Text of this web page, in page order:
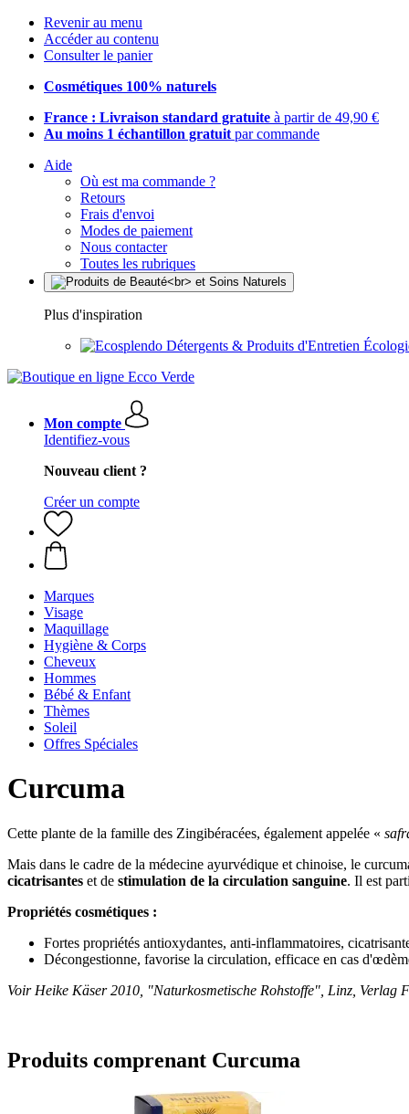
Revenir au menu
Accéder au contenu
Consulter le panier
Cosmétiques 100% naturels
France : Livraison standard gratuite à partir de 49,90 €
Au moins 1 échantillon gratuit par commande
Aide
Où est ma commande ?
Retours
Frais d'envoi
Modes de paiement
Nous contacter
Toutes les rubriques
Plus d'inspiration
Détergents & Produits d'Entretien
Mon compte
Identifiez-vous
Nouveau client ?
Créer un compte
Marques
Visage
Maquillage
Hygiène & Corps
Cheveux
Hommes
Bébé & Enfant
Thèmes
Soleil
Offres Spéciales
Curcuma
Cette plante de la famille des Zingibéracées, également appelée «
Mais dans le cadre de la médecine ayurvédique et chinoise, le
cicatrisantes et de stimulation de la circulation sanguine. Il est
Propriétés cosmétiques :
Fortes propriétés antioxydantes, anti-inflammatoires,
Décongestionne, favorise la circulation, efficace en cas
Voir Heike Käser 2010, "Naturkosmetische Rohstoffe", Linz, Verlag
Produits comprenant Curcuma